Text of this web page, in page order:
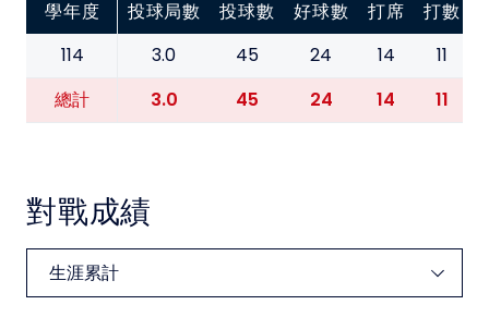
學年度 投球局數 投球數 好球數 打席 打數
114 3.0 45 24 14 11
總計 3.0 45 24 14 11
對戰成績